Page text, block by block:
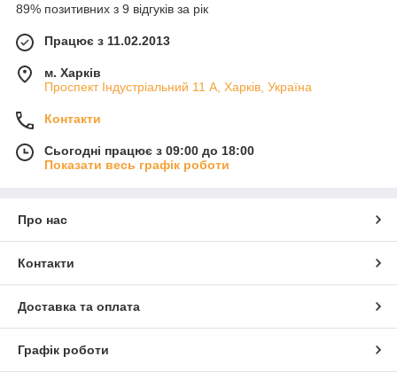
89% позитивних з 9 відгуків за рік
Працює з 11.02.2013
м. Харків
Проспект Індустріальний 11 А, Харків, Україна
Контакти
Сьогодні працює з 09:00 до 18:00
Показати весь графік роботи
Про нас
Контакти
Доставка та оплата
Графік роботи